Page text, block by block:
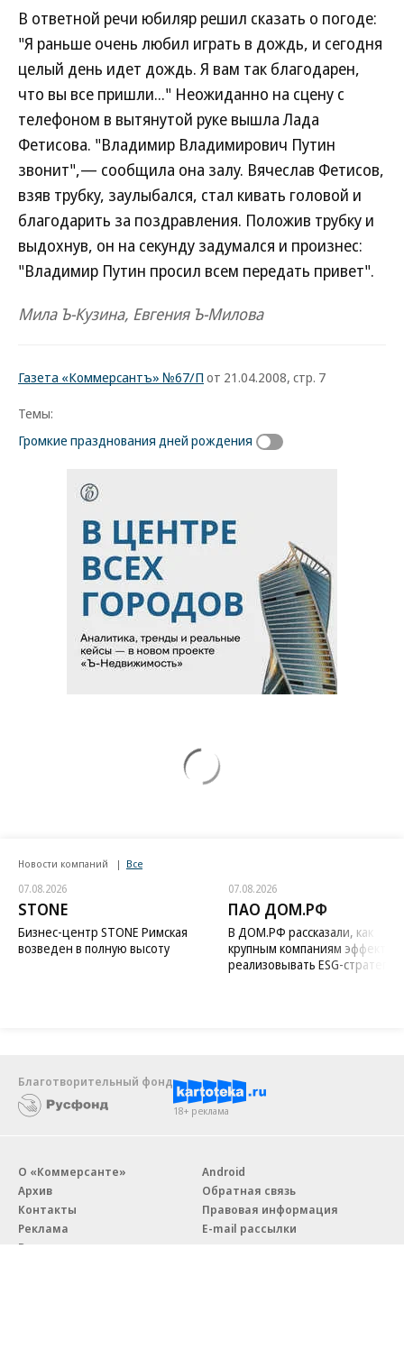
В ответной речи юбиляр решил сказать о погоде:
"Я раньше очень любил играть в дождь, и сегодня
целый день идет дождь. Я вам так благодарен,
что вы все пришли..." Неожиданно на сцену с
телефоном в вытянутой руке вышла Лада
Фетисова. "Владимир Владимирович Путин
звонит",— сообщила она залу. Вячеслав Фетисов,
взяв трубку, заулыбался, стал кивать головой и
благодарить за поздравления. Положив трубку и
выдохнув, он на секунду задумался и произнес:
"Владимир Путин просил всем передать привет".
Мила Ъ-Кузина, Евгения Ъ-Милова
Газета «Коммерсантъ» №67/П от 21.04.2008, стр. 7
Темы:
Громкие празднования дней рождения
Новости компаний Все
07.08.2026
STONE
Бизнес-центр STONE Римская
возведен в полную высоту
07.08.2026
ПАО ДОМ.РФ
В ДОМ.РФ рассказали, как
крупным компаниям
реализовывать ESG-стратегию
Благотворительный фонд
18+ реклама
О «Коммерсанте»
Архив
Контакты
Реклама
Вакансии
Android
Обратная связь
Правовая информация
E-mail рассылки